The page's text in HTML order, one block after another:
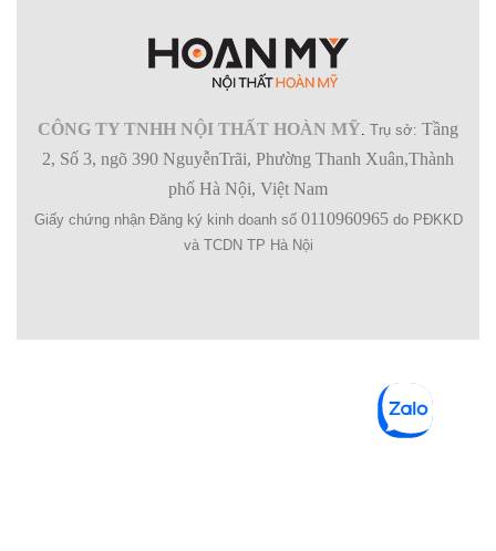
CÔNG TY TNHH NỘI THẤT HOÀN MỸ. Trụ sở: Tầng
2, Số 3, ngõ 390 NguyễnTrãi, Phường Thanh Xuân,Thành
phố Hà Nội, Việt Nam
Giấy chứng nhận Đăng ký kinh doanh số 0110960965do PĐKKD
và TCDN TP Hà Nội